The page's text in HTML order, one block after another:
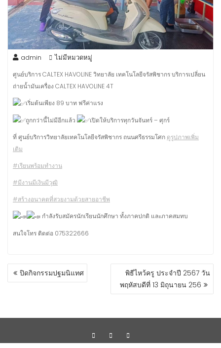
admin ไม่มีหมวดหมู่
ศูนย์บริการ CALTEX HAVOLINE วิทยาลัย เทคโนโลยีจรัสพิชากร บริการเปลี่ยน
ถ่ายน้ำมันเครื่อง CALTEX HAVOLINE 4T
เริ่มต้นเพียง 89 บาท ฟรีค่าแรง
ถูกกว่านี้ไม่มีอีกแล้ว เปิดให้บริการทุกวันจันทร์ – ศุกร์
ที่ ศูนย์บริการวิทยาลัยเทคโนโลยีจรัสพิชากร ถนนศรีธรรมโศก ดูรูปภาพเพิ่ม
เติม
#เรียนพร้อมทำงาน
#มีงานมีเงินมีวุฒิ
#สร้างอนาคตที่สวยงามด้วยสายอาชีพ
กำลังรับสมัครนักเรียนนักศึกษา ทั้งภาคปกติ และภาคสมทบ
สนใจโทร ติดต่อ 075322666
ปิดกิจกรรมปฐมนิแทศ
พิธีไหว้ครู ประจำปี 2567 วัน
พฤหัสบดีที่ 13 มิถุนายน 256